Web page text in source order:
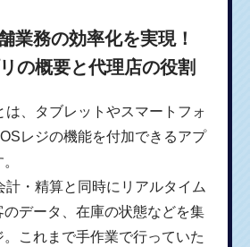
業務の効率化を実現！
の概要と代理店の役割
は、タブレットやスマートフォ
レジの機能を付加できるアプ
計・精算と同時にリアルタイム
のデータ、在庫の状態などを集
これまで手作業で行っていた